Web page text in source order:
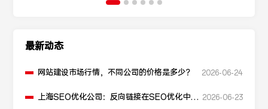
最新动态
网站建设市场行情，不同公司的价格是多少？ 2026-06-24
上海SEO优化公司：反向链接在SEO优化中起 2026-06-23